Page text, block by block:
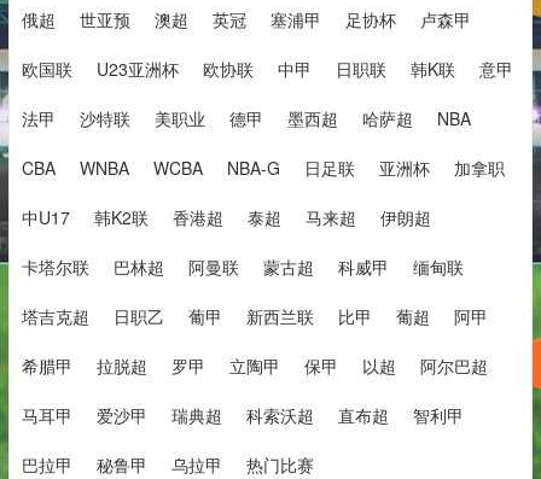
俄超 世亚预 澳超 英冠 塞浦甲 足协杯 卢森甲
欧国联 U23亚洲杯 欧协联 中甲 日职联 韩K联 意甲
法甲 沙特联 美职业 德甲 墨西超 哈萨超 NBA
CBA WNBA WCBA NBA-G 日足联 亚洲杯 加拿职
中U17 韩K2联 香港超 泰超 马来超 伊朗超
卡塔尔联 巴林超 阿曼联 蒙古超 科威甲 缅甸联
塔吉克超 日职乙 葡甲 新西兰联 比甲 葡超 阿甲
希腊甲 拉脱超 罗甲 立陶甲 保甲 以超 阿尔巴超
马耳甲 爱沙甲 瑞典超 科索沃超 直布超 智利甲
巴拉甲 秘鲁甲 乌拉甲 热门比赛